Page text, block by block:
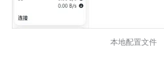
本地配置文件